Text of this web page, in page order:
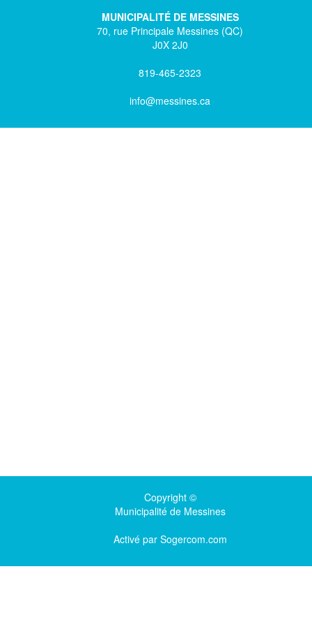
MUNICIPALITÉ DE MESSINES
70, rue Principale Messines (QC)
J0X 2J0
819-465-2323
info@messines.ca
Copyright ©
Municipalité de Messines
Activé par Sogercom.com